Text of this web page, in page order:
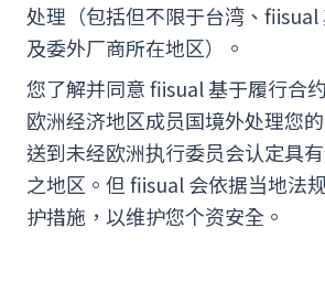
处理（包括但不限于台湾、fiisual
及委外厂商所在地区）。
您了解并同意 fiisual 基于履行合
欧洲经济地区成员国境外处理您
送到未经欧洲执行委员会认定具
之地区。但 fiisual 会依据当地法
护措施，以维护您个资安全。